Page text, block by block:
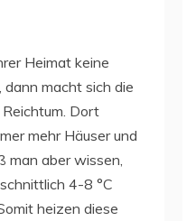
Heimat keine
macht sich die
Dort
mehr Häuser und
man aber wissen,
4-8 °C
heizen diese